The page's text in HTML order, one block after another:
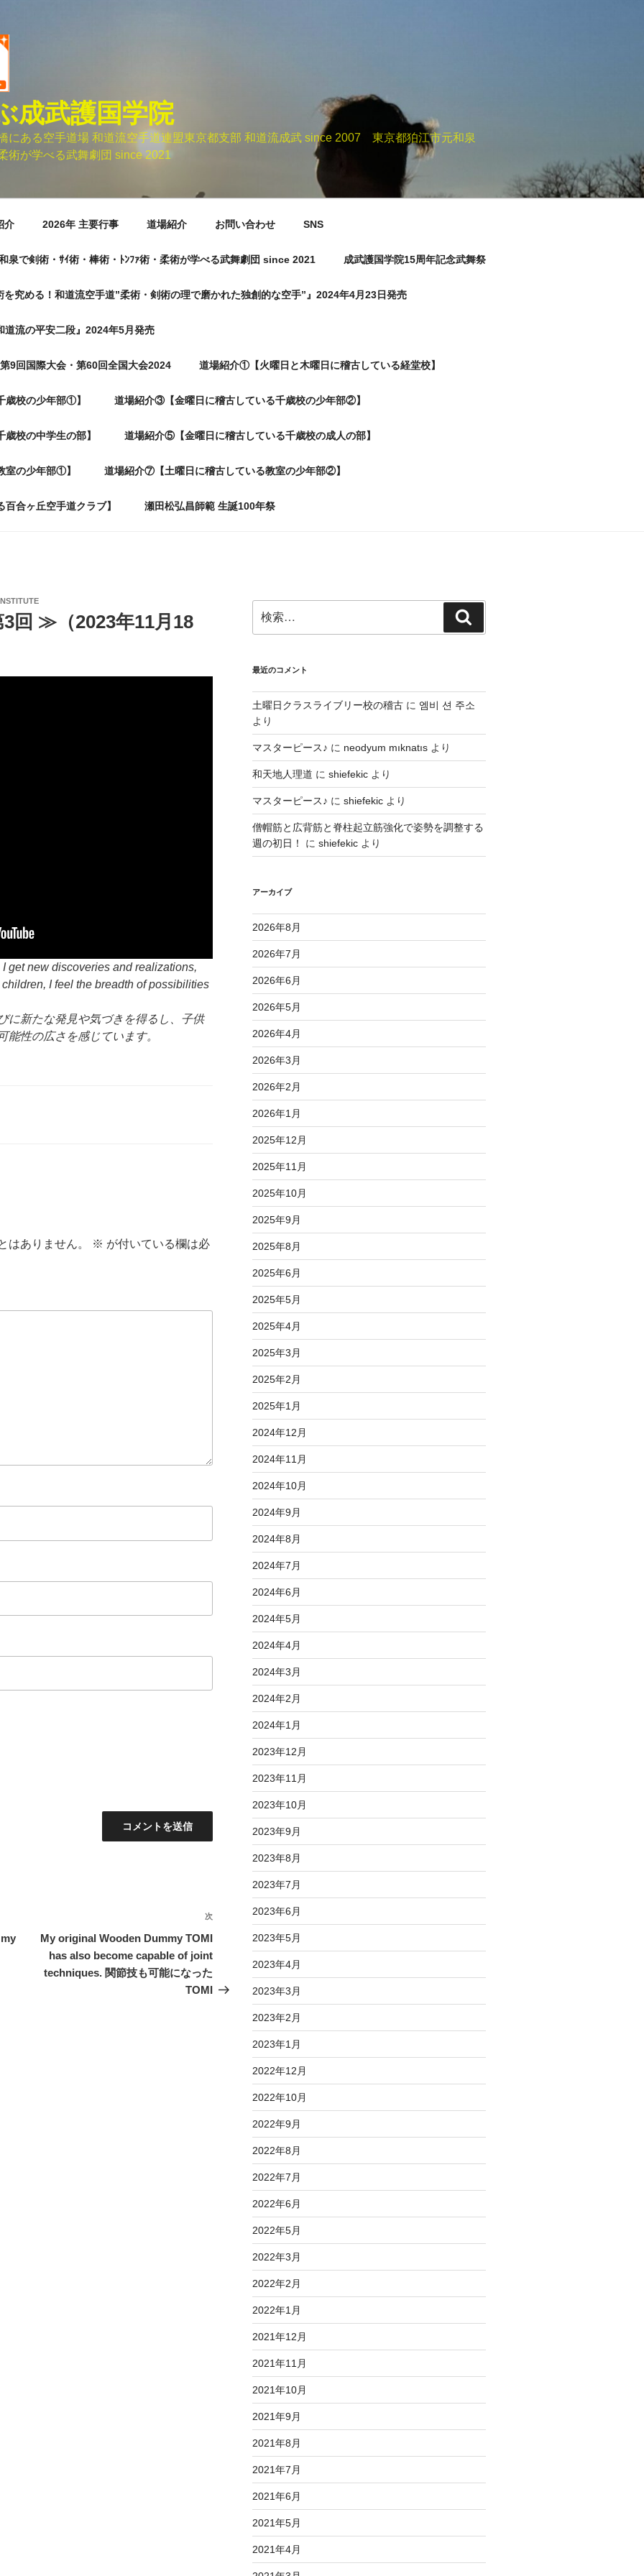
成武護国学院
にある空手道場 和道流空手道連盟東京都支部 和道流成武 since 2007 東京都狛江市元和泉
術が学べる武舞劇団 since 2021
介 2026年 主要行事 道場紹介 お問い合わせ SNS
で剣術・ｻｲ術・棒術・ﾄﾝﾌｧ術・柔術が学べる武舞劇団 since 2021 成武護国学院15周年記念武舞祭
究める！和道流空手道”柔術・剣術の理で磨かれた独創的な空手”』2024年4月23日発売
流の平安二段』2024年5月発売
9回国際大会・第60回全国大会2024 道場紹介①【火曜日と木曜日に稽古している経堂校】
校の少年部①】 道場紹介③【金曜日に稽古している千歳校の少年部②】
校の中学生の部】 道場紹介⑤【金曜日に稽古している千歳校の成人の部】
の少年部①】 道場紹介⑦【土曜日に稽古している教室の少年部②】
合ヶ丘空手道クラブ】 瀬田松弘昌師範 生誕100年祭
回 ≫（2023年11月18
get new discoveries and realizations,
I feel the breadth of possibilities
に新たな発見や気づきを得るし、子供
性の広さを感じています。
はありません。 ※ が付いている欄は必
次
の
投
次
My original Wooden Dummy TOMI
has also become capable of joint
techniques. 関節技も可能になった
TOMI
索:
索
最近のコメント
土曜日クラスライブリー校の稽古に 엠비 션 주소
より
マスターピース♪ に neodyum mıknatısより
和天地人理道 に shiefekicより
マスターピース♪ に shiefekicより
僧帽筋と広背筋と脊柱起立筋強化で姿勢を調整する
週の初日！
に shiefekicより
アーカイブ
2026年8月
2026年7月
2026年6月
2026年5月
2026年4月
2026年3月
2026年2月
2026年1月
2025年12月
2025年11月
2025年10月
2025年9月
2025年8月
2025年6月
2025年5月
2025年4月
2025年3月
2025年2月
2025年1月
2024年12月
2024年11月
2024年10月
2024年9月
2024年8月
2024年7月
2024年6月
2024年5月
2024年4月
2024年3月
2024年2月
2024年1月
2023年12月
2023年11月
2023年10月
2023年9月
2023年8月
2023年7月
2023年6月
2023年5月
2023年4月
2023年3月
2023年2月
2023年1月
2022年12月
2022年10月
2022年9月
2022年8月
2022年7月
2022年6月
2022年5月
2022年3月
2022年2月
2022年1月
2021年12月
2021年11月
2021年10月
2021年9月
2021年8月
2021年7月
2021年6月
2021年5月
2021年4月